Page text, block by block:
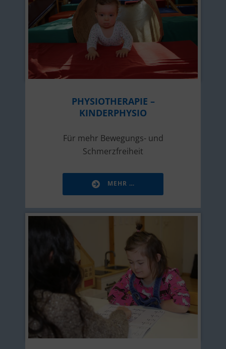
PHYSIOTHERAPIE –
KINDERPHYSIO
Für mehr Bewegungs- und
Schmerzfreiheit
MEHR …